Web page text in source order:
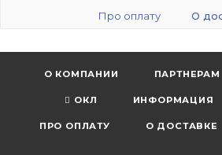
Про оплату О
О КОМПАНИИ ПАРТНЕРАМ
ОКЛ ИНФОРМАЦИЯ
ПРО ОПЛАТУ О ДОСТАВКЕ